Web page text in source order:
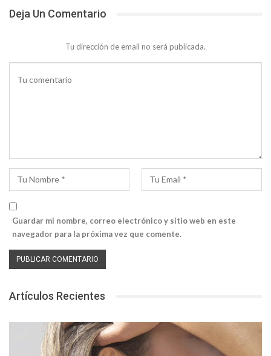
Deja Un Comentario
Tu dirección de email no será publicada.
Guardar mi nombre, correo electrónico y sitio web en este
navegador para la próxima vez que comente.
Artículos Recientes